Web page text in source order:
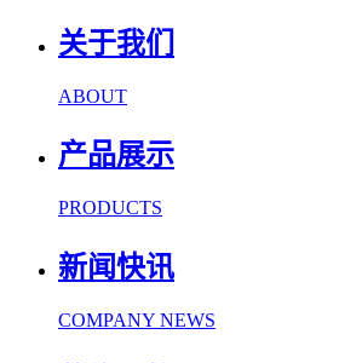
关于我们
ABOUT
产品展示
PRODUCTS
新闻快讯
COMPANY NEWS